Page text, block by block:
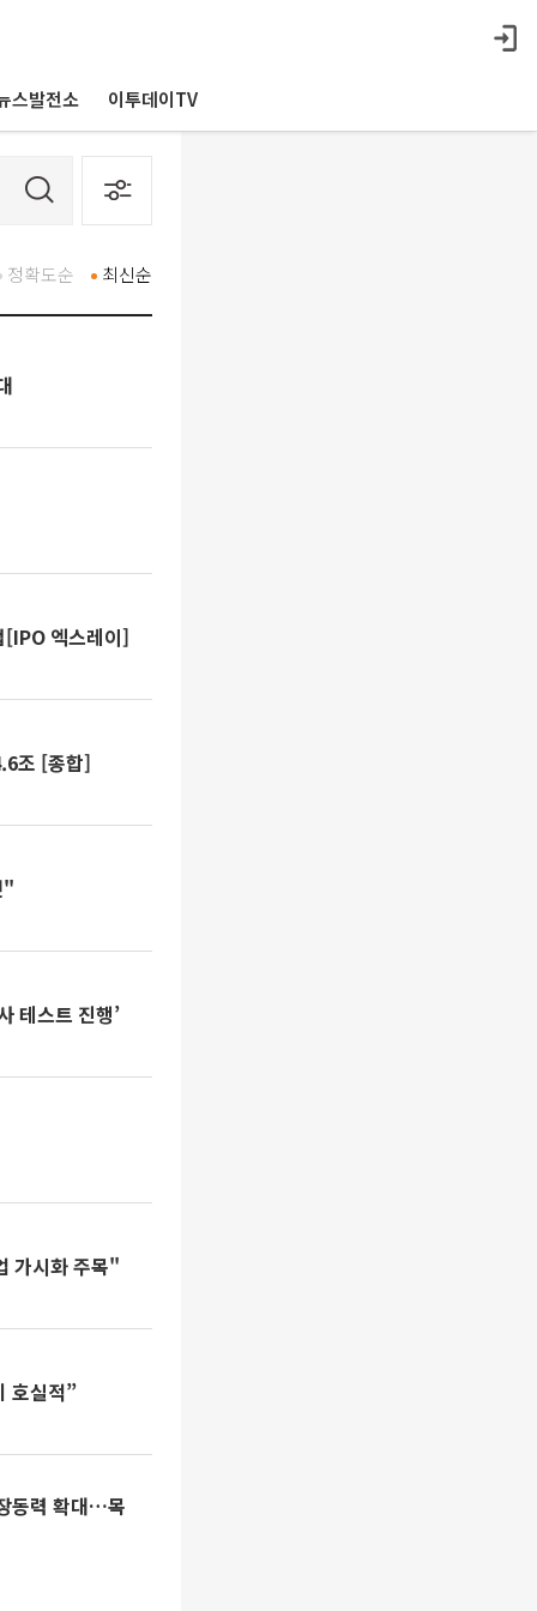
스발전소 이투데이TV
최신순
정확도순
[IPO 엑스레이]
조 [종합]
"
테스트 진행’
가시화 주목"
호실적”
동력 확대…목